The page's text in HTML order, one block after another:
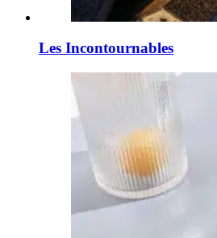
Les Incontournables